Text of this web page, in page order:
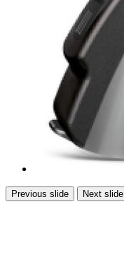
Previous slide Next slide